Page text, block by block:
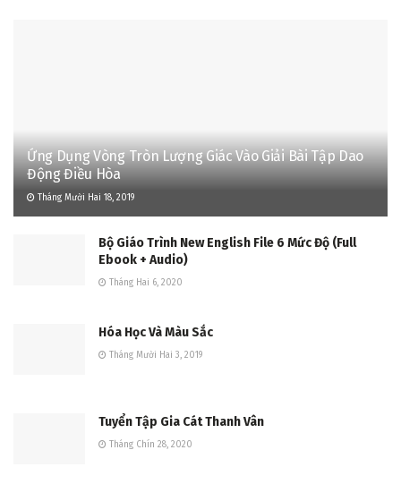
Ứng Dụng Vòng Tròn Lượng Giác Vào Giải Bài Tập Dao
Động Điều Hòa
Tháng Mười Hai 18, 2019
Bộ Giáo Trình New English File 6 Mức Độ (Full
Ebook + Audio)
Tháng Hai 6, 2020
Hóa Học Và Màu Sắc
Tháng Mười Hai 3, 2019
Tuyển Tập Gia Cát Thanh Vân
Tháng Chín 28, 2020